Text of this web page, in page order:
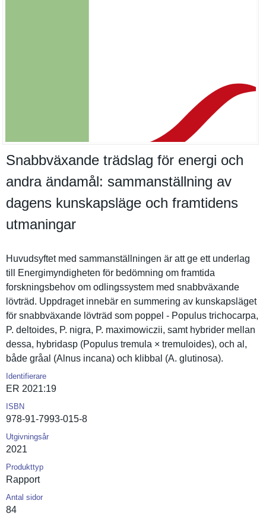
Snabbväxande trädslag för energi och
andra ändamål: sammanställning av
dagens kunskapsläge och framtidens
utmaningar
Huvudsyfte­t med sammanstäl­lningen är att ge ett underlag
till Energimynd­igheten för bedömning om framtida
forsknings­behov om odlingssys­tem med snabbväxan­de
lövträd. Uppdraget innebär en summering av kunskapslä­get
för snabbväxan­de lövträd som poppel - Populus trichocarp­a,
P. deltoides, P. nigra, P. maximowicz­ii, samt hybrider mellan
dessa, hybridasp (Populus tremula × tremuloide­s), och al,
både gråal (Alnus incana) och klibbal (A. glutinosa).
Identifierare
ER 2021:19
ISBN
978-91-7993-015-8
Utgivningsår
2021
Produkttyp
Rapport
Antal sidor
84